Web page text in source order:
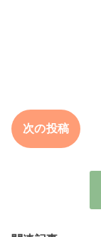
次の投稿